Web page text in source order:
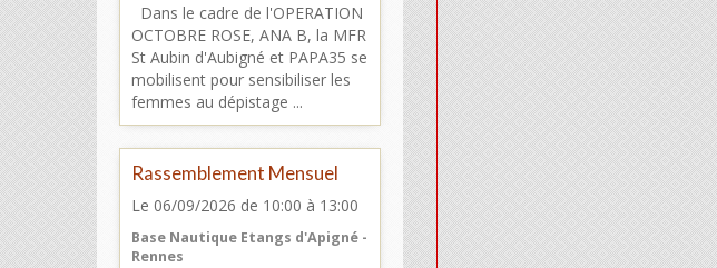
Dans le cadre de l'OPERATION
OCTOBRE ROSE, ANA B, la MFR
St Aubin d'Aubigné et PAPA35 se
mobilisent pour sensibiliser les
femmes au dépistage ...
Rassemblement Mensuel
Le 06/09/2026 de 10:00 à 13:00
Base Nautique Etangs d'Apigné -
Rennes